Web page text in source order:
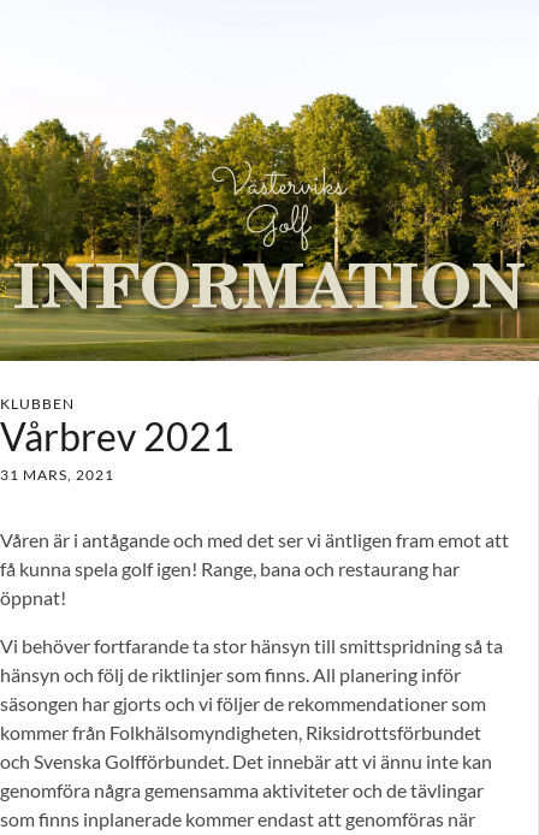
Västerviks
Golf
INFORMATION
KLUBBEN
Vårbrev 2021
31 MARS, 2021
Våren är i antågande och med det ser vi äntligen fram emot att
få kunna spela golf igen! Range, bana och restaurang har
öppnat!
Vi behöver fortfarande ta stor hänsyn till smittspridning så ta
hänsyn och följ de riktlinjer som finns. All planering inför
säsongen har gjorts och vi följer de rekommendationer som
kommer från Folkhälsomyndigheten, Riksidrottsförbundet
och Svenska Golfförbundet. Det innebär att vi ännu inte kan
genomföra några gemensamma aktiviteter och de tävlingar
som finns inplanerade kommer endast att genomföras när